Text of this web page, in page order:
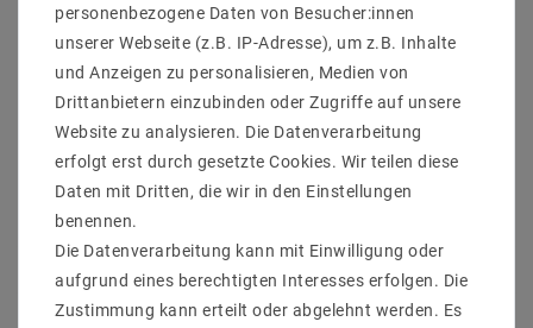
Sicher
einkaufen
Schnelle
Lieferung
Kostenlose
Beratung
0203-928-789-63
Weitere Details
personenbezogene Daten von Besucher:innen
unserer Webseite (z.B. IP-Adresse), um z.B. Inhalte
und Anzeigen zu personalisieren, Medien von
Drittanbietern einzubinden oder Zugriffe auf unsere
Website zu analysieren. Die Datenverarbeitung
erfolgt erst durch gesetzte Cookies. Wir teilen diese
Daten mit Dritten, die wir in den Einstellungen
benennen.
Die Datenverarbeitung kann mit Einwilligung oder
aufgrund eines berechtigten Interesses erfolgen. Die
Zustimmung kann erteilt oder abgelehnt werden. Es